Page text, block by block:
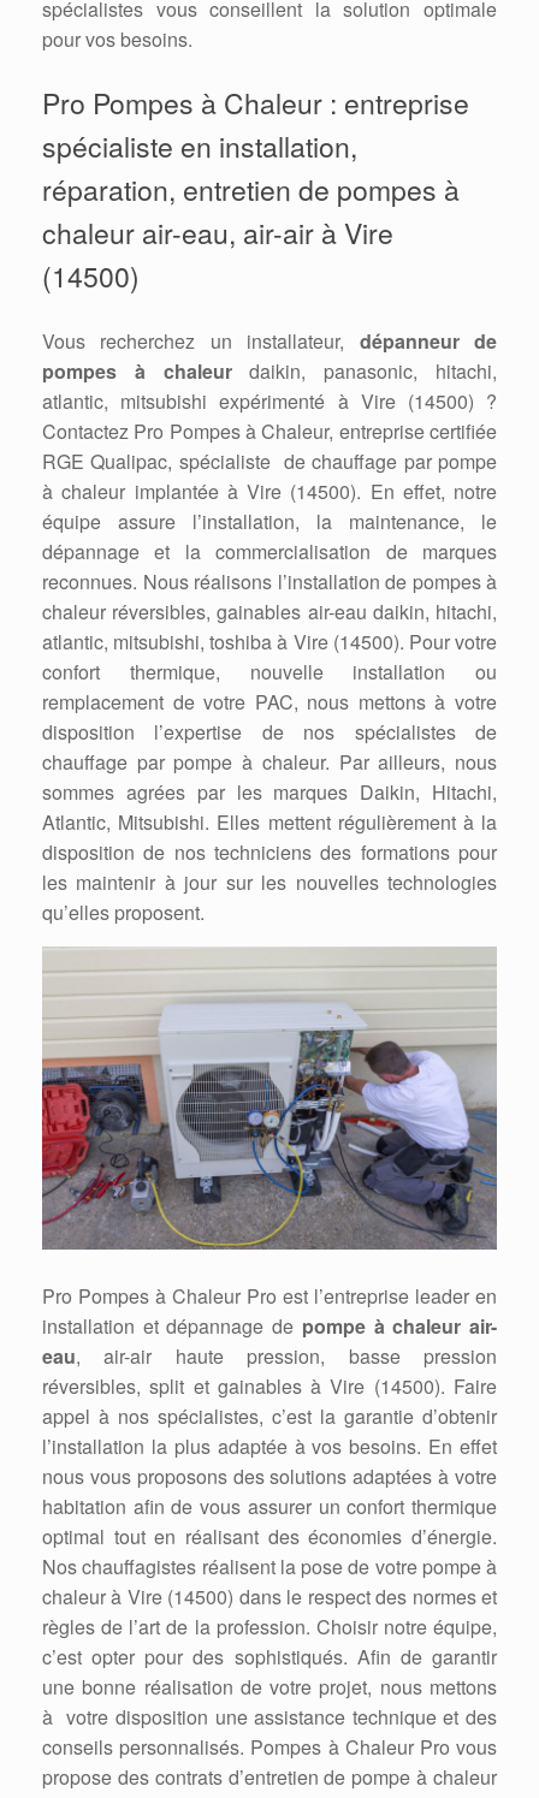
spécialistes vous conseillent la solution optimale
pour vos besoins.
Pro Pompes à Chaleur : entreprise
spécialiste en installation,
réparation, entretien de pompes à
chaleur air-eau, air-air à Vire
(14500)
Vous recherchez un installateur, dépanneur de
pompes à chaleurdaikin, panasonic, hitachi,
atlantic, mitsubishi expérimenté à Vire (14500) ?
Contactez Pro Pompes à Chaleur, entreprise certifiée
RGE Qualipac, spécialiste de chauffage par pompe
à chaleur implantée à Vire (14500). En effet, notre
équipe assure l’installation, la maintenance, le
dépannage et la commercialisation de marques
reconnues. Nous réalisons l’installation de pompes à
chaleur réversibles, gainables air-eau daikin, hitachi,
atlantic, mitsubishi, toshiba à Vire (14500). Pour votre
confort thermique, nouvelle installation ou
remplacement de votre PAC, nous mettons à votre
disposition l’expertise de nos spécialistes de
chauffage par pompe à chaleur. Par ailleurs, nous
sommes agrées par les marques Daikin, Hitachi,
Atlantic, Mitsubishi. Elles mettent régulièrement à la
disposition de nos techniciens des formations pour
les maintenir à jour sur les nouvelles technologies
qu’elles proposent.
Pro Pompes à Chaleur Pro est l’entreprise leader en
installation et dépannage de pompe à chaleur air-
eau, air-air haute pression, basse pression
réversibles, split et gainables à Vire (14500). Faire
appel à nos spécialistes, c’est la garantie d’obtenir
l’installation la plus adaptée à vos besoins. En effet
nous vous proposons des solutions adaptées à votre
habitation afin de vous assurer un confort thermique
optimal tout en réalisant des économies d’énergie.
Nos chauffagistes réalisent la pose de votre pompe à
chaleur à Vire (14500) dans le respect des normes et
règles de l’art de la profession. Choisir notre équipe,
c’est opter pour des sophistiqués. Afin de garantir
une bonne réalisation de votre projet, nous mettons
à votre disposition une assistance technique et des
conseils personnalisés. Pompes à Chaleur Pro vous
propose des contrats d’entretien de pompe à chaleur